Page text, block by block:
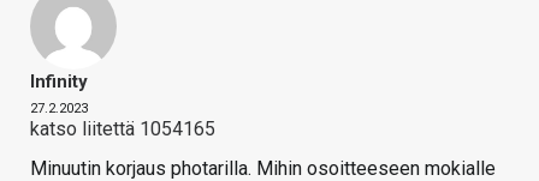
Infinity
27.2.2023
katso liitettä 1054165
Minuutin korjaus photarilla. Mihin osoitteeseen mokialle